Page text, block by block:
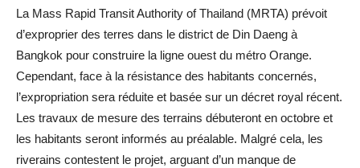
La Mass Rapid Transit Authority of Thailand (MRTA) prévoit
d’exproprier des terres dans le district de Din Daeng à
Bangkok pour construire la ligne ouest du métro Orange.
Cependant, face à la résistance des habitants concernés,
l’expropriation sera réduite et basée sur un décret royal récent.
Les travaux de mesure des terrains débuteront en octobre et
les habitants seront informés au préalable. Malgré cela, les
riverains contestent le projet, arguant d’un manque de